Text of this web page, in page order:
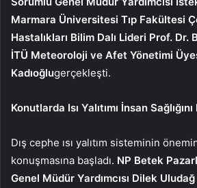
Marmara Üniversitesi Tıp Fakültesi
Hastalıkları Bilim Dalı Lideri Prof. Dr.
İTÜ Meteoroloji ve Afet Yönetimi
Kadıoğlugerçekleşti.
Konutlarda Isı Yalıtımı İnsan
Dış cephe ısı yalıtım sisteminin
konuşmasına başladı. NP Betek
Genel Müdür Yardımcısı Dilek Uludağ